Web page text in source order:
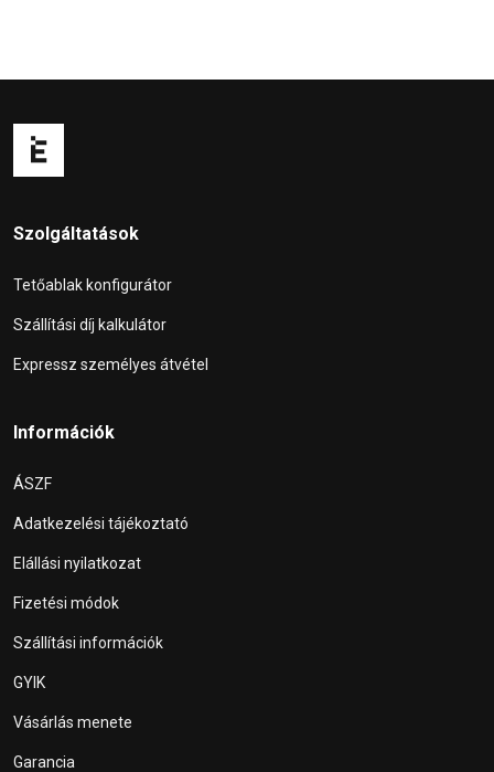
Szolgáltatások
Tetőablak konfigurátor
Szállítási díj kalkulátor
Expressz személyes átvétel
Információk
ÁSZF
Adatkezelési tájékoztató
Elállási nyilatkozat
Fizetési módok
Szállítási információk
GYIK
Vásárlás menete
Garancia